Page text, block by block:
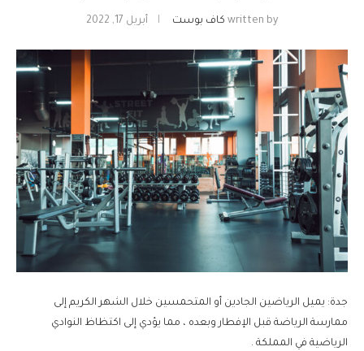
written by كاف بوست أبريل 17, 2022
جدة: يميل الرياضين الجادين أو المتحمسين خلال الشهر الكريم إلى
ممارسة الرياضة قبل الإفطار وبعده ، مما يؤدي إلى اكتظاظ النوادي
الرياضية في المملكة .